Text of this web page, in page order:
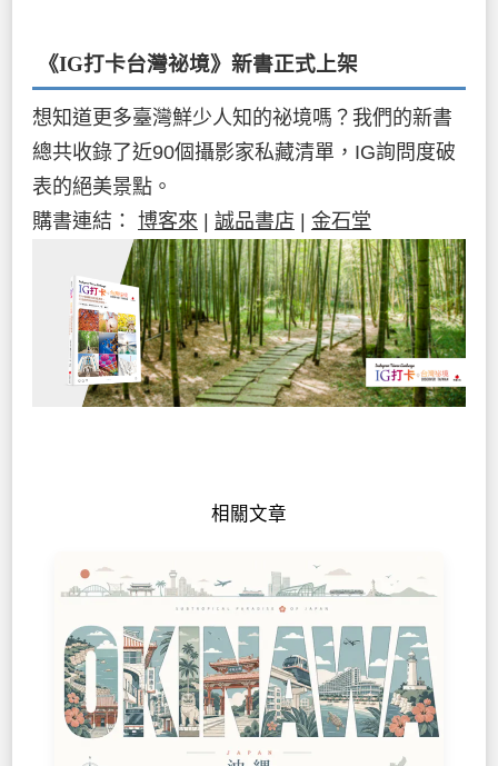
《IG打卡台灣祕境》新書正式上架
想知道更多臺灣鮮少人知的祕境嗎？我們的新書
總共收錄了近90個攝影家私藏清單，IG詢問度破
表的絕美景點。
購書連結： 博客來 誠品書店 金石堂
相關文章